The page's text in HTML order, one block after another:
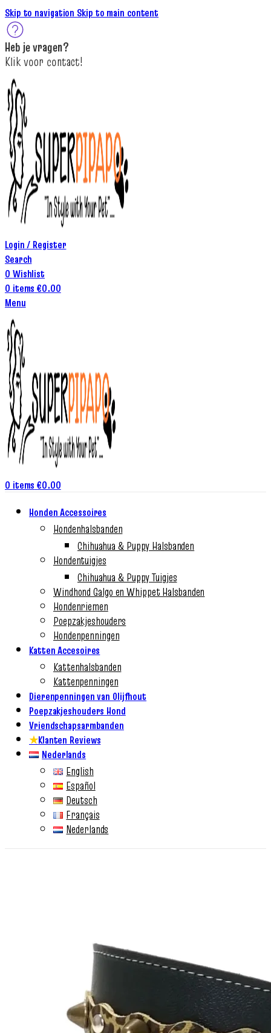
Skip to navigation Skip to main content
Heb jevragen?
Klikvoor contact!
Login / Register
Search
0 Wishlist
0 items €0.00
Menu
0 items €0.00
Honden Accessoires
Hondenhalsbanden
Chihuahua & Puppy Halsbanden
Hondentuigjes
Chihuahua & Puppy Tuigjes
Windhond Galgo en Whippet Halsbanden
Hondenriemen
Poepzakjeshouders
Hondenpenningen
Katten Accesoires
Kattenhalsbanden
Kattenpenningen
Dierenpenningen van Olijfhout
Poepzakjeshouders Hond
Vriendschapsarmbanden
★Klanten Reviews
Nederlands
English
Español
Deutsch
Français
Nederlands